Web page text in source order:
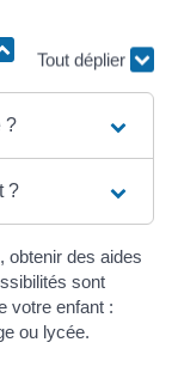
Tout déplier
?
?
obtenir des aides
sont
votre enfant :
ou lycée.